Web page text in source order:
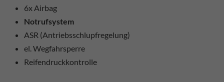
6x Airbag
Notrufsystem
ASR (Antriebsschlupfregelung)
el. Wegfahrsperre
Reifendruckkontrolle